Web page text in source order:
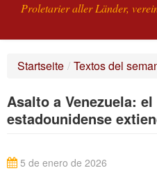
Proletarier aller Länder,
SUCHE
Startseite / Textos del
Asalto a Venezuela:
estadounidense
5 de enero de 2026